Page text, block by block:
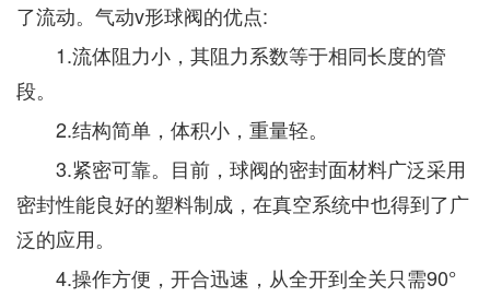
了流动。气动v形球阀的优点:
1.流体阻力小，其阻力系数等于相同长度的管
段。
2.结构简单，体积小，重量轻。
3.紧密可靠。目前，球阀的密封面材料广泛采用
密封性能良好的塑料制成，在真空系统中也得到了广
泛的应用。
4.操作方便，开合迅速，从全开到全关只需90°